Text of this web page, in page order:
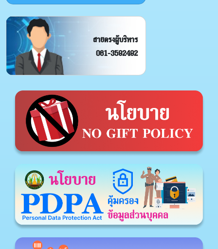
สายตรงผู้บริหาร
061-3592492